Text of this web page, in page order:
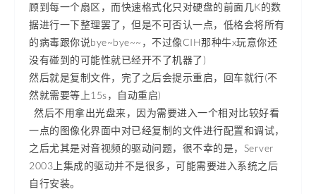
顾到每一个扇区，而快速格式化只对硬盘的前面几K的数
据进行一下整理罢了，但是不可否认一点，低格会将所有
的病毒跟你说bye~bye~~，不过像CIH那种牛x玩意你还
没有碰到的可能性就已经开不了机器了)
然后就是复制文件，完了之后会提示重启，回车就行(不
然就需要等上15s，自动重启)
然后不用拿出光盘来，因为需要进入一个相对比较好看
一点的图像化界面中对已经复制的文件进行配置和调试，
之后尤其是对音视频的驱动问题，很不幸的是，Server
2003上集成的驱动并不是很多，可能需要进入系统之后
自行安装。